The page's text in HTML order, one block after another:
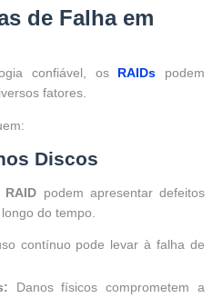
de Falha em
confiável, os RAIDs podem
fatores.
Discos
RAID podem apresentar defeitos
do tempo.
contínuo pode levar à falha de
Danos físicos comprometem a